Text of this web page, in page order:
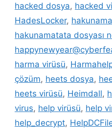
hacked dosya, hacked
HadesLocker,
hakunamatata dosyası
harma virüsü,
çözüm, heets dosya,
heets virüsü, Heimdall,
virus, help virüsü, help
help_decrypt,